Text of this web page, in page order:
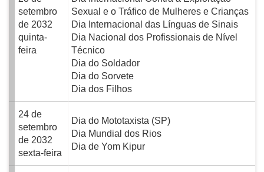
setembro
de 2032
quinta-
feira
Sexual e o Tráfico de Mulheres e Crianças
Dia Internacional das Línguas de Sinais
Dia Nacional dos Profissionais de Nível
Técnico
Dia do Soldador
Dia do Sorvete
Dia dos Filhos
24 de
setembro
de 2032
sexta-feira
Dia do Mototaxista (SP)
Dia Mundial dos Rios
Dia de Yom Kipur